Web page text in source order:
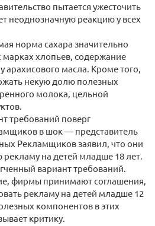
пытается ужесточить
неоднозначную реакцию у всех
норма сахара значительно
хлопьев, содержание
арахисового масла. Кроме того,
некую долю полезных
молока, цельной
требований поверг
в шок — представитель
Рекламщиков заявил, что они
на детей младше 18 лет.
вариант требований.
фирмы принимают соглашения,
рекламу на детей младше 12
компонентов в этих
критику.